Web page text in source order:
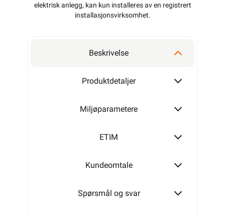
elektrisk anlegg, kan kun installeres av en registrert
installasjonsvirksomhet.
Beskrivelse
Produktdetaljer
Miljøparametere
ETIM
Kundeomtale
Spørsmål og svar